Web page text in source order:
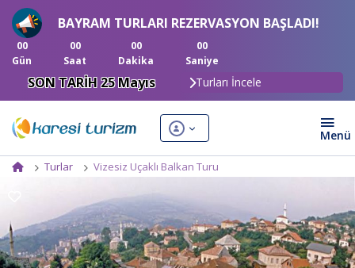
BAYRAM TURLARI REZERVASYON BAŞLADI!
00
Gün
00
Saat
00
Dakika
00
Saniye
SON TARİH 25 Mayıs Turları İncele
Turlar Vizesiz Uçaklı Balkan Turu